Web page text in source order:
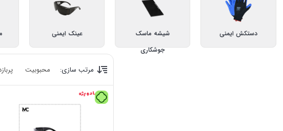
دستکش ایمنی
شیشه ماسک
جوشکاری
عینک ایمنی
مرتب سازی: محبوبیت
پیشنهاد ویژه